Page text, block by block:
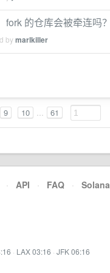
的仓库会被牵连吗？
bymarlkiller
9 10 ... 61
· API · FAQ · Solana
· LAX 03:16 · JFK 06:16